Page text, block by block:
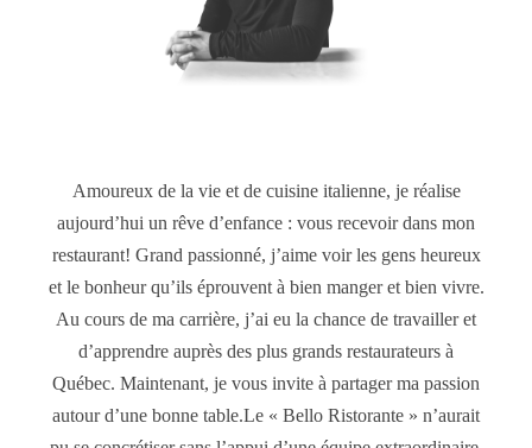
Amoureux de la vie et de cuisine italienne, je réalise
aujourd’hui un rêve d’enfance : vous recevoir dans mon
restaurant! Grand passionné, j’aime voir les gens heureux
et le bonheur qu’ils éprouvent à bien manger et bien vivre.
Au cours de ma carrière, j’ai eu la chance de travailler et
d’apprendre auprès des plus grands restaurateurs à
Québec. Maintenant, je vous invite à partager ma passion
autour d’une bonne table.Le « Bello Ristorante » n’aurait